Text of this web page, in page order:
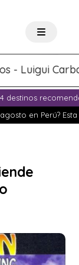
Carbajal
destinos
en Perú?